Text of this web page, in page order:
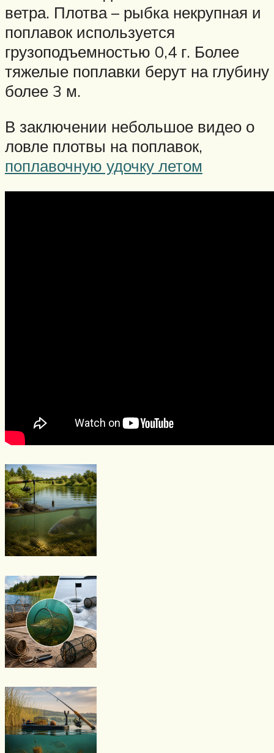
ветра. Плотва – рыбка некрупная и
поплавок используется
грузоподъемностью 0,4 г. Более
тяжелые поплавки берут на глубину
более 3 м.
В заключении небольшое видео о
ловле плотвы на поплавок,
поплавочную удочку летом